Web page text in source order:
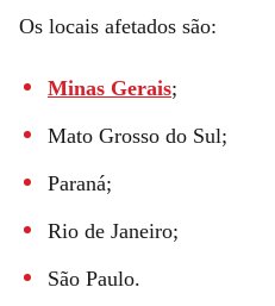
Os locais afetados são:
Minas Gerais;
Mato Grosso do Sul;
Paraná;
Rio de Janeiro;
São Paulo.